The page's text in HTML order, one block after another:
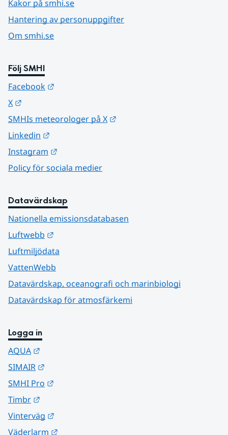
Kakor på smhi.se
Hantering av personuppgifter
Om smhi.se
Följ SMHI
Facebook
X
SMHIs meteorologer på X
Linkedin
Instagram
Policy för sociala medier
Datavärdskap
Nationella emissionsdatabasen
Luftwebb
Luftmiljödata
VattenWebb
Datavärdskap, oceanografi och marinbiologi
Datavärdskap för atmosfärkemi
Logga in
AQUA
SIMAIR
SMHI Pro
Timbr
Vinterväg
Väderlarm